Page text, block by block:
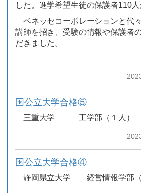
した。進学希望生徒の保護者110人
ベネッセコーポレーションと代
講師を招き、受験の情報や保護者
だきました。
国公立大学合格⑤
三重大学 工学部（１人）
国公立大学合格④
静岡県立大学 経営情報学部